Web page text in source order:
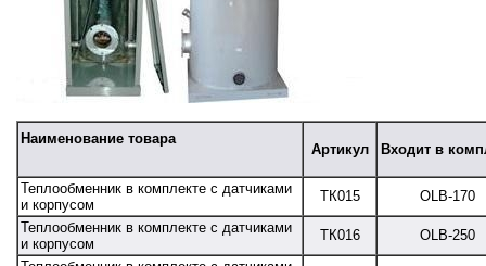
Наименование товара
Артикул Входит в
Теплообменник в комплекте с датчиками
и корпусом
ТК015
OLB-170
Теплообменник в комплекте с датчиками
и корпусом
ТК016
OLB-250